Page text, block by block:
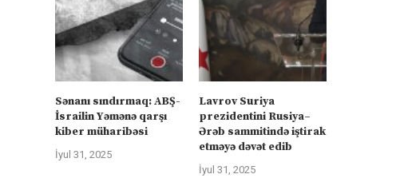
Sənanı sındırmaq: ABŞ-
İsrailin Yəmənə qarşı
kiber müharibəsi
İyul 31, 2025
Lavrov Suriya
prezidentini Rusiya–
Ərəb sammitində iştirak
etməyə dəvət edib
İyul 31, 2025